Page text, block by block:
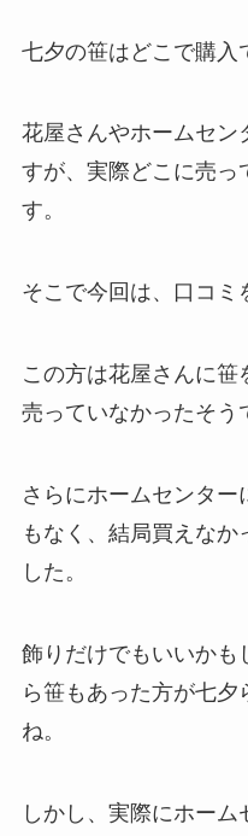
七夕の笹はどこで購入
花屋さんやホームセン
すが、実際どこに売っ
す。
そこで今回は、口コミ
この方は花屋さんに笹
売っていなかったそう
さらにホームセンター
もなく、結局買えなか
した。
飾りだけでもいいかも
ら笹もあった方が七夕
ね。
しかし、実際にホー